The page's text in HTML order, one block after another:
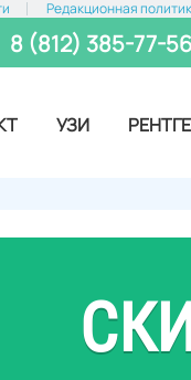
Редакционная
8 (812) 385-77-56
УЗИ